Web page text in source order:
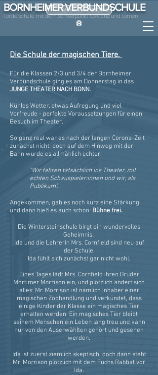
BORNHEIMER VERBUNDSCHULE
Förderschule mit dem Schwerpunkt Sprache und Lernen
ONLINE-KRANKMELDUNG
Die Schule der magischen Tiere.
Für die Klassen 2/3 und 3/4 der Bornheimer
Verbundschule ging es am Donnerstag in das
JUNGE THEATER NACH BONN.
Kühles Wetter, etwas Aufregung und viel
Vorfreude - perfekte Voraussetzungen für einen
Besuch im Theater.
So ganz real war es nach der langen Corona-Zeit
zunächst nicht, doch auf dem Hinweg mit der
Bahn wurde es allmählich echter:
"Wir fahren tatsächlich ins Theater, mit
echten Schauspieler:innen und wir, als
Publikum".
Angekommen, gab es noch kurz eine Stärkung
und dann hieß es auch schon: Bühne frei.
Die Wintersteinschule birgt ein wundervolles
Geheimnis.
Ida und die Lehrerin Mrs. Cornfield sind neu auf
der Schule.
Ida fühlt sich zunächst gar nicht wohl.
Eines Tages lädt Mrs. Cornfield ihren Bruder
Mortimer Morrison ein, und plötzlich ändert sich
alles: Mr. Morrison ist nämlich Inhaber einer
magischen Zoohandlung und verkündet, dass
einige Kinder der Klasse ein magisches Tier
erhalten werden. Ein magisches Tier bleibt
seinem Menschen ein Leben lang treu und kann
nur von den Auserwählten gehört und gesehen
werden.
Ida ist zuerst ziemlich skeptisch, doch dann steht
Mr. Morrison plötzlich mit dem Fuchs Rabbat vor
Ida.